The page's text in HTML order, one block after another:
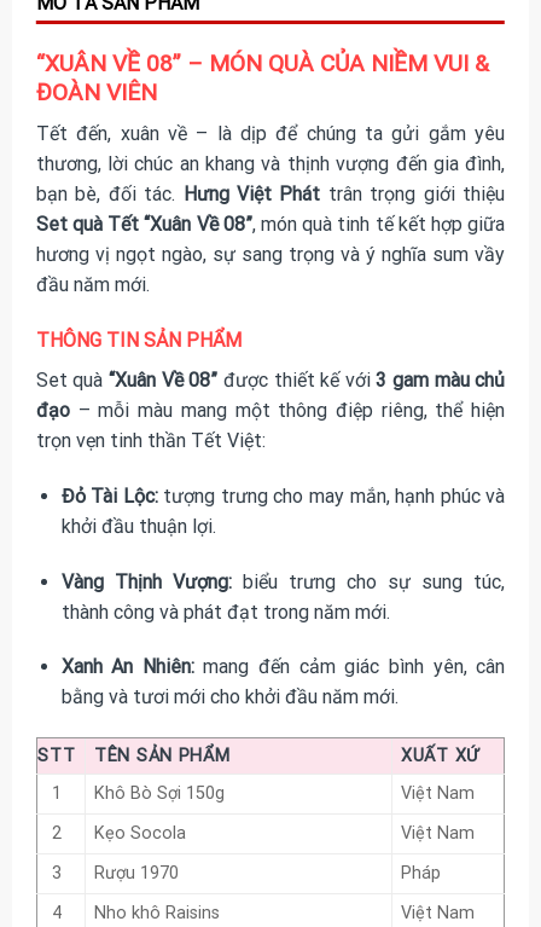
“XUÂN VỀ 08” – MÓN QUÀ CỦA NIỀM VUI &
ĐOÀN VIÊN
Tết đến, xuân về – là dịp để chúng ta gửi gắm yêu
thương, lời chúc an khang và thịnh vượng đến gia đình,
bạn bè, đối tác. Hưng Việt Phát trân trọng giới thiệu
Set quà Tết “Xuân Về 08”, món quà tinh tế kết hợp giữa
hương vị ngọt ngào, sự sang trọng và ý nghĩa sum vầy
đầu năm mới.
THÔNG TIN SẢN PHẨM
Set quà“Xuân Về 08” được thiết kế với3 gam màu chủ
đạo– mỗi màu mang một thông điệp riêng, thể hiện
trọn vẹn tinh thần Tết Việt:
Đỏ Tài Lộc:tượng trưng cho may mắn, hạnh phúc và
khởi đầu thuận lợi.
Vàng Thịnh Vượng:biểu trưng cho sự sung túc,
thành công và phát đạt trong năm mới.
Xanh An Nhiên:mang đến cảm giác bình yên, cân
bằng và tươi mới cho khởi đầu năm mới.
STT TÊN SẢN PHẨM
XUẤT XỨ
1
Khô Bò Sợi 150g
Việt Nam
2
Kẹo Socola
Việt Nam
3
Rượu 1970
Pháp
4
Nho khô Raisins Việt Nam